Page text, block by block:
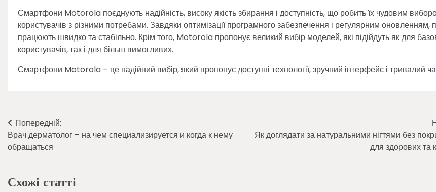
Смартфони Motorola поєднують надійність, високу якість збирання і доступність, що робить їх чудовим
користувачів з різними потребами. Завдяки оптимізації програмного забезпечення і регулярним оновленням,
працюють швидко та стабільно. Крім того, Motorola пропонує великий вибір моделей, які підійдуть як для
користувачів, так і для більш вимогливих.
Смартфони Motorola – це надійний вибір, який пропонує доступні технології, зручний інтерфейс і тривалий
Навігація
записів
Попередній:
Врач дерматолог – на чем специализируется и когда к нему
обращаться
Як доглядати за натуральними нігтями без
для здорових та
Схожі статті